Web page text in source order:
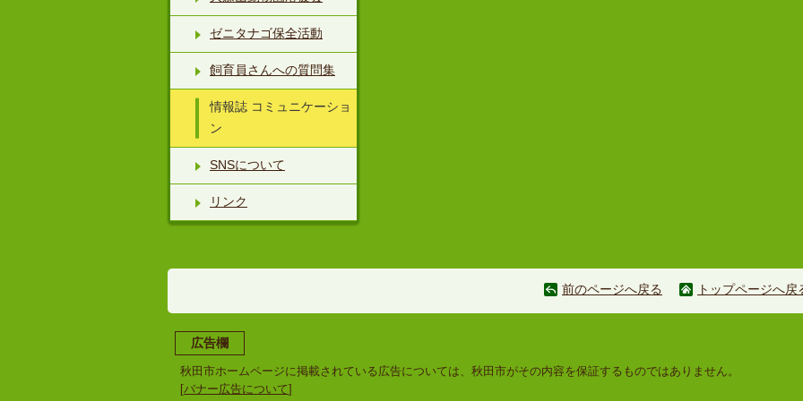
ゼニタナゴ保全活動
飼育員さんへの質問集
情報誌 コミュニケーショ
ン
SNSについて
リンク
前のページへ戻る トップページへ戻
広告欄
秋田市ホームページに掲載されている広告については、秋田市がその内容を保証するものではありません。
[バナー広告について]